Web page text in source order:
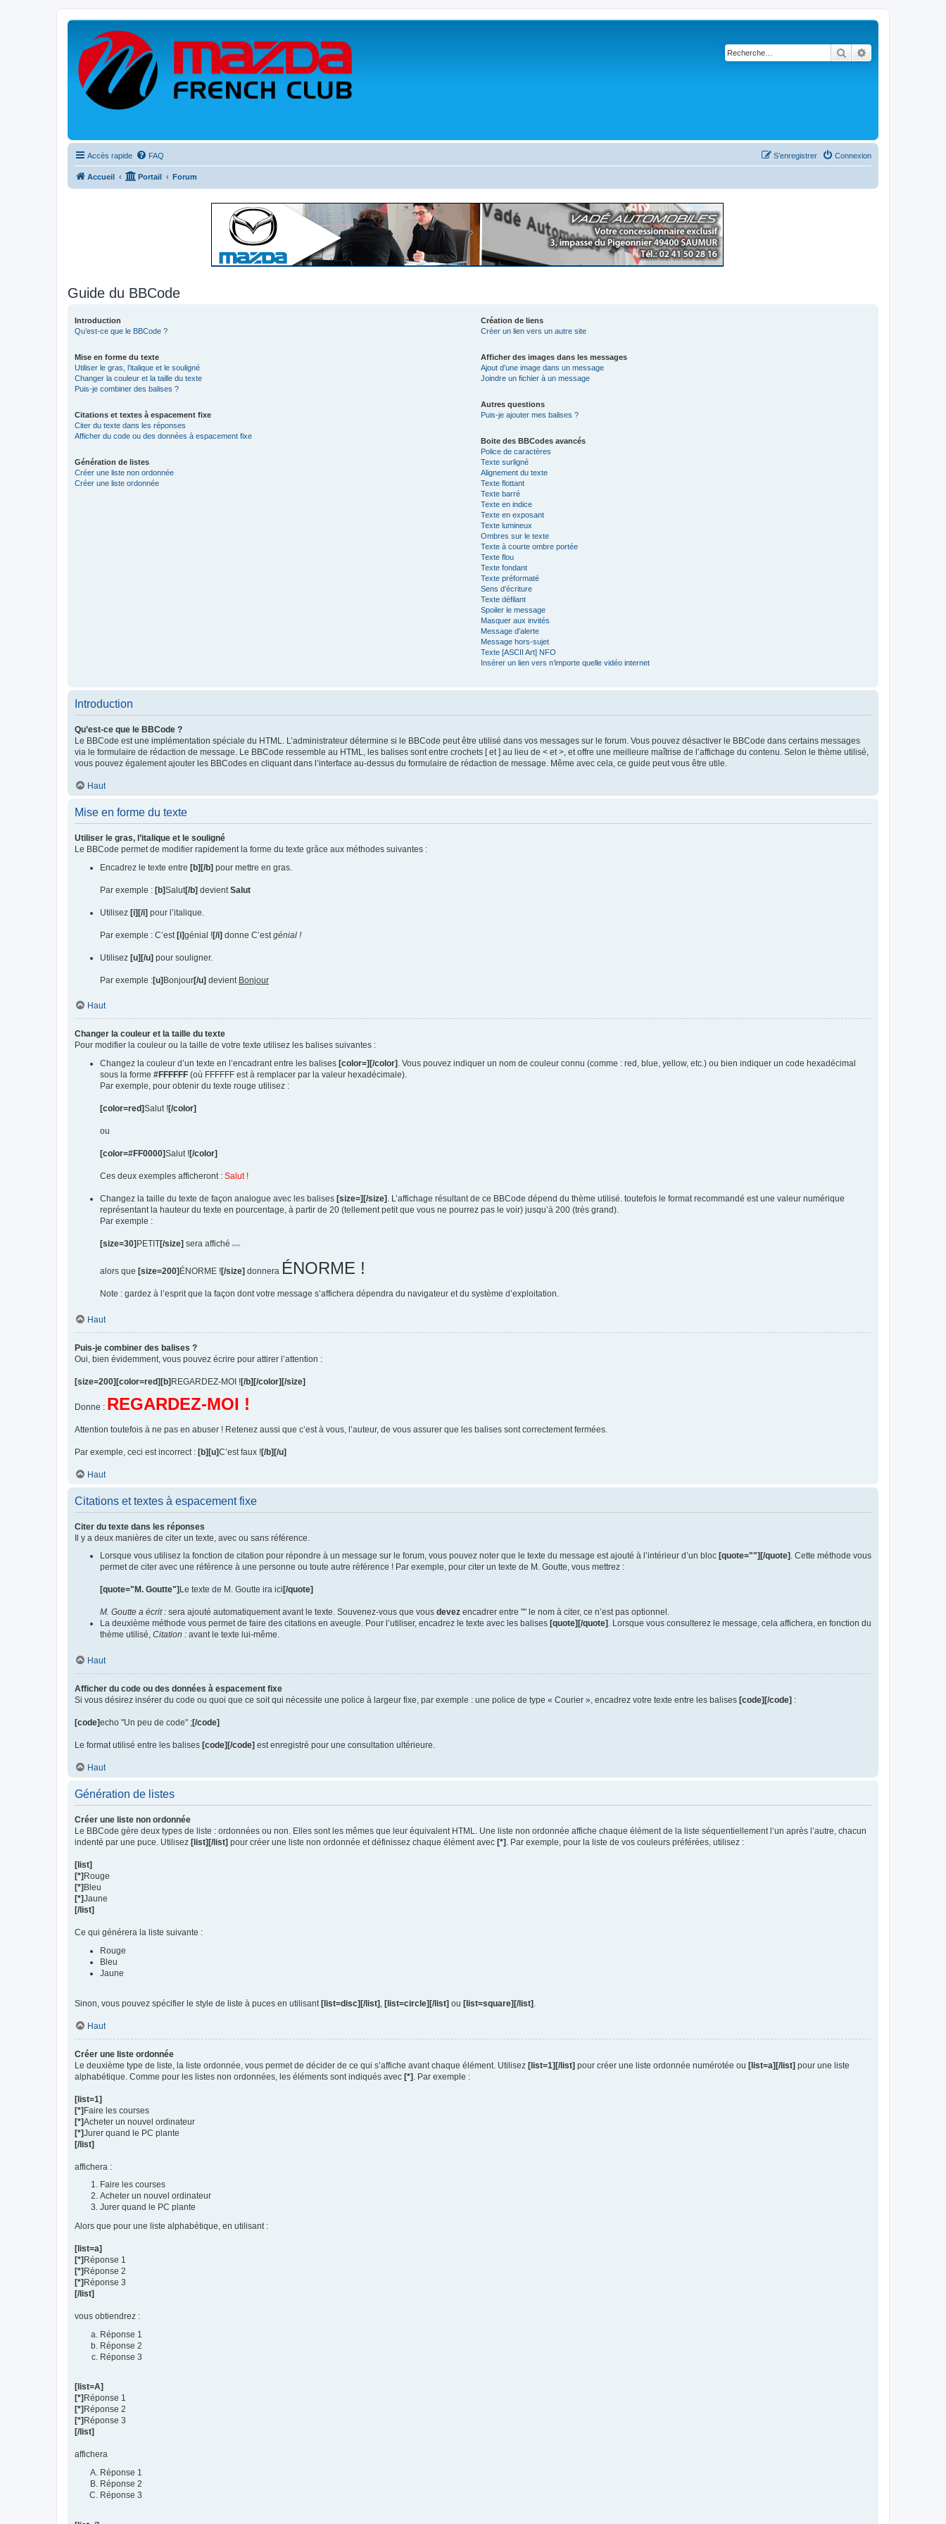
Rechercher
Accès rapide FAQ Connexion
S’enregistrer
Accueil Portail Forum
Guide du BBCode
Introduction
Qu’est-ce que le BBCode ?
Mise en forme du texte
Utiliser le gras, l’italique et le souligné
Changer la couleur et la taille du texte
Puis-je combiner des balises ?
Citations et textes à espacement fixe
Citer du texte dans les réponses
Afficher du code ou des données à espacement fixe
Génération de listes
Créer une liste non ordonnée
Créer une liste ordonnée
Création de liens
Créer un lien vers un autre site
Afficher des images dans les messages
Ajout d’une image dans un message
Joindre un fichier à un message
Autres questions
Puis-je ajouter mes balises ?
Boite des BBCodes avancés
Police de caractères
Texte surligné
Alignement du texte
Texte flottant
Texte barré
Texte en indice
Texte en exposant
Texte lumineux
Ombres sur le texte
Texte à courte ombre portée
Texte flou
Texte fondant
Texte préformaté
Sens d’écriture
Texte défilant
Spoiler le message
Masquer aux invités
Message d’alerte
Message hors-sujet
Texte [ASCII Art] NFO
Insérer un lien vers n’importe quelle vidéo internet
Introduction
Qu’est-ce que le BBCode ?
Le BBCode est une implémentation spéciale du HTML. L’administrateur détermine si le BBCode peut être utilisé dans vos messages sur le forum. Vous pouvez désactiver le BBCode dans certains messages
via le formulaire de rédaction de message. Le BBCode ressemble au HTML, les balises sont entre crochets [ et ] au lieu de < et >, et offre une meilleure maîtrise de l’affichage du contenu. Selon le thème utilisé,
vous pouvez également ajouter les BBCodes en cliquant dans l’interface au-dessus du formulaire de rédaction de message. Même avec cela, ce guide peut vous être utile.
Haut
Mise en forme du texte
Utiliser le gras, l’italique et le souligné
Le BBCode permet de modifier rapidement la forme du texte grâce aux méthodes suivantes :
Encadrez le texte entre [b][/b] pour mettre en gras.
Par exemple : [b]Salut[/b] devient Salut
Utilisez [i][/i] pour l’italique.
Par exemple : C’est [i]génial ![/i] donne C’est génial !
Utilisez [u][/u] pour souligner.
Par exemple :[u]Bonjour[/u] devient Bonjour
Haut
Changer la couleur et la taille du texte
Pour modifier la couleur ou la taille de votre texte utilisez les balises suivantes :
Changez la couleur d’un texte en l’encadrant entre les balises [color=][/color] . Vous pouvez indiquer un nom de couleur connu (comme : red, blue, yellow, etc.) ou bien indiquer un code hexadécimal
sous la forme #FFFFFF (où FFFFFF est à remplacer par la valeur hexadécimale).
Par exemple, pour obtenir du texte rouge utilisez :
[color=red]Salut ![/color]
ou
[color=#FF0000]Salut ![/color]
Ces deux exemples afficheront : Salut !
Changez la taille du texte de façon analogue avec les balises [size=][/size] . L’affichage résultant de ce BBCode dépend du thème utilisé. toutefois le format recommandé est une valeur numérique
représentant la hauteur du texte en pourcentage, à partir de 20 (tellement petit que vous ne pourrez pas le voir) jusqu’à 200 (très grand).
Par exemple :
[size=30] PETIT[/size] sera affiché PETIT
alors que [size=200] ÉNORME ![/size] donnera ÉNORME !
Note : gardez à l’esprit que la façon dont votre message s’affichera dépendra du navigateur et du système d’exploitation.
Haut
Puis-je combiner des balises ?
Oui, bien évidemment, vous pouvez écrire pour attirer l’attention :
[size=200][color=red][b]REGARDEZ-MOI ![/b][/color][/size]
Donne : REGARDEZ-MOI !
Attention toutefois à ne pas en abuser ! Retenez aussi que c’est à vous, l’auteur, de vous assurer que les balises sont correctement fermées.
Par exemple, ceci est incorrect : [b][u]C’est faux ![/b][/u]
Haut
Citations et textes à espacement fixe
Citer du texte dans les réponses
Il y a deux manières de citer un texte, avec ou sans référence.
Lorsque vous utilisez la fonction de citation pour répondre à un message sur le forum, vous pouvez noter que le texte du message est ajouté à l’intérieur d’un bloc [quote=""][/quote] . Cette méthode vous
permet de citer avec une référence à une personne ou toute autre référence ! Par exemple, pour citer un texte de M. Goutte, vous mettrez :
[quote="M. Goutte"] Le texte de M. Goutte ira ici [/quote]
M. Goutte a écrit : sera ajouté automatiquement avant le texte. Souvenez-vous que vous devez encadrer entre "" le nom à citer, ce n’est pas optionnel.
La deuxième méthode vous permet de faire des citations en aveugle. Pour l’utiliser, encadrez le texte avec les balises [quote][/quote] . Lorsque vous consulterez le message, cela affichera, en fonction du
thème utilisé, Citation : avant le texte lui-même.
Haut
Afficher du code ou des données à espacement fixe
Si vous désirez insérer du code ou quoi que ce soit qui nécessite une police à largeur fixe, par exemple : une police de type « Courier », encadrez votre texte entre les balises [code][/code] :
[code]echo "Un peu de code" ;[/code]
Le format utilisé entre les balises [code][/code] est enregistré pour une consultation ultérieure.
Haut
Génération de listes
Créer une liste non ordonnée
Le BBCode gère deux types de liste : ordonnées ou non. Elles sont les mêmes que leur équivalent HTML. Une liste non ordonnée affiche chaque élément de la liste séquentiellement l’un après l’autre, chacun
indenté par une puce. Utilisez [list][/list] pour créer une liste non ordonnée et définissez chaque élément avec [*] . Par exemple, pour la liste de vos couleurs préférées, utilisez :
[list]
[*] Rouge
[*] Bleu
[*]Jaune
[/list]
Ce qui générera la liste suivante :
Rouge
Bleu
Jaune
Sinon, vous pouvez spécifier le style de liste à puces en utilisant [list=disc][/list] [list=circle][/list] ou [list=square][/list]
Haut
Créer une liste ordonnée
Le deuxième type de liste, la liste ordonnée, vous permet de décider de ce qui s’affiche avant chaque élément. Utilisez [list=1][/list] pour créer une liste ordonnée numérotée ou [list=a][/list] pour une liste
alphabétique. Comme pour les listes non ordonnées, les éléments sont indiqués avec [*] . Par exemple :
[list=1]
[*]Faire les courses
[*]Acheter un nouvel ordinateur
[*]Jurer quand le PC plante
[/list]
affichera :
Faire les courses
Acheter un nouvel ordinateur
Jurer quand le PC plante
Alors que pour une liste alphabétique, en utilisant :
[list=a]
[*] Réponse 1
[*] Réponse 2
[*] Réponse 3
[/list]
vous obtiendrez :
Réponse 1
Réponse 2
Réponse 3
[list=A]
[*] Réponse 1
[*] Réponse 2
[*] Réponse 3
[/list]
affichera
Réponse 1
Réponse 2
Réponse 3